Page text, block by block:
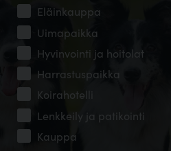
Eläinkauppa
Uimapaikka
Hyvinvointi ja hoitolat
Harrastuspaikka
Koirahotelli
Lenkkeily ja patikointi
Kauppa